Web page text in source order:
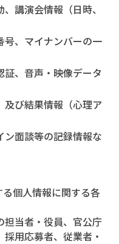
講演会情報（日時、
号、マイナンバーの一
、音声・映像データ
及び結果情報（心理ア
ン面談等の記録情報な
個人情報に関する各
当者・役員、官公庁
用応募者、従業者・